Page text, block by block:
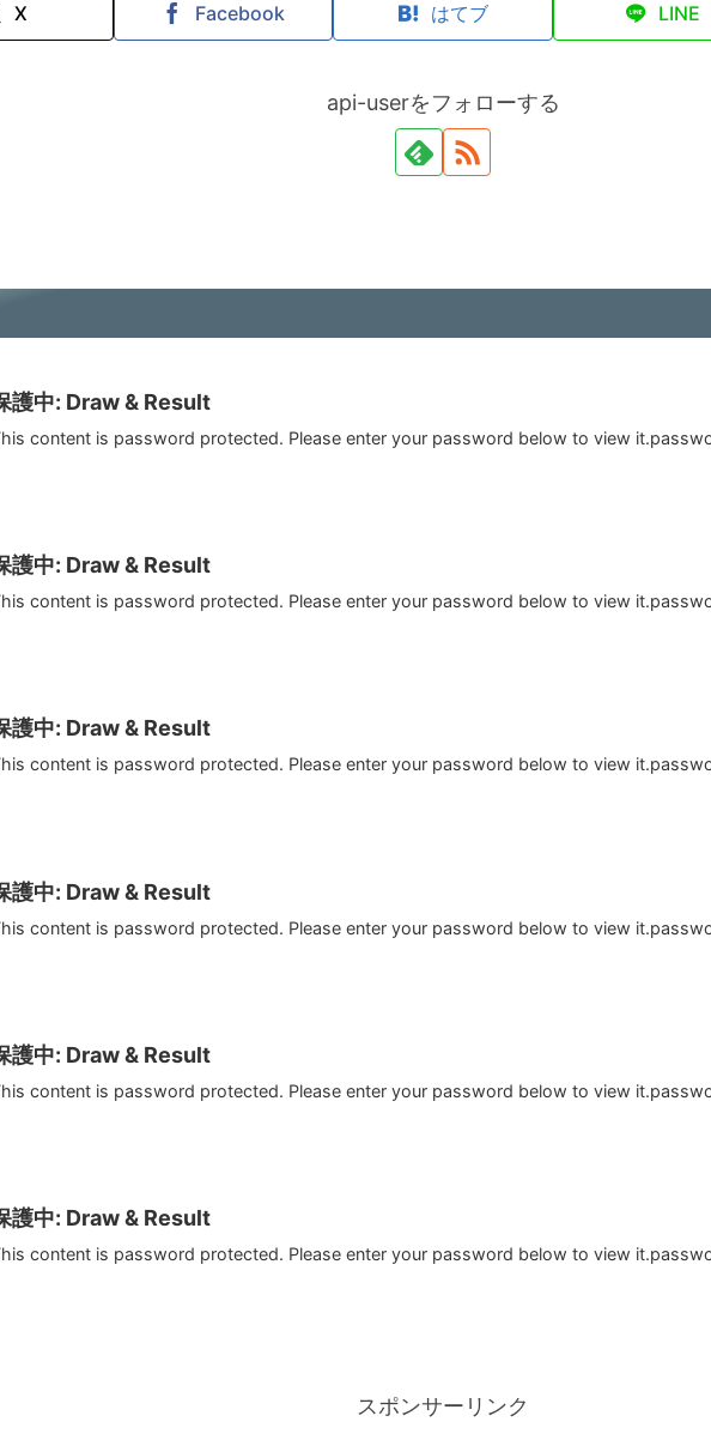
X Facebook はてブ LINE
api-userをフォローする
護中: Draw & Result
content is password protected. Please enter your password below to view
護中: Draw & Result
content is password protected. Please enter your password below to view
護中: Draw & Result
content is password protected. Please enter your password below to view
護中: Draw & Result
content is password protected. Please enter your password below to view
護中: Draw & Result
content is password protected. Please enter your password below to view
護中: Draw & Result
content is password protected. Please enter your password below to view
スポンサーリンク